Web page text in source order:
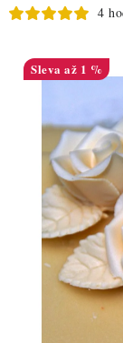
PRO OSLAVY
DO KUCHYNĚ
POCHUTINY
ZDRAVÉ PEČENÍ
DÁRKOVÉ
TÉMATICKÉ
4
až 1 %